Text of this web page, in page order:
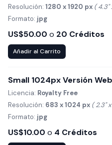
Resolución: 1280 x 1920 px ( 4.3"
Formato: jpg
US$50.00 o 20 Créditos
Añadir al Carrito
Small 1024px Versión
Licencia: Royalty Free
Resolución: 683 x 1024 px ( 2.3"
Formato: jpg
US$10.00 o 4 Créditos